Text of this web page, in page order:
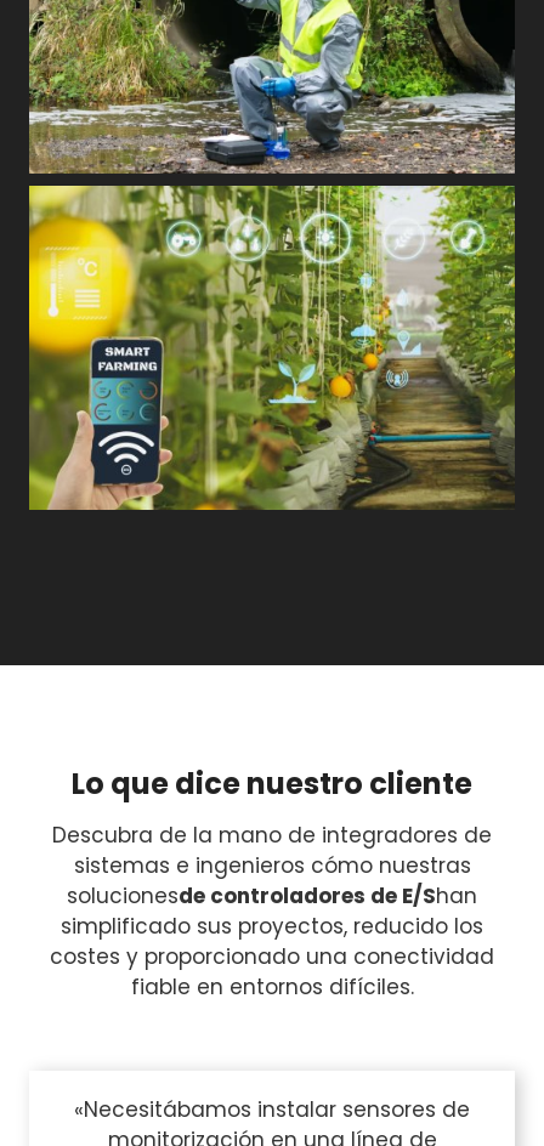
Lo que dice nuestro cliente
Descubra de la mano de integradores de
sistemas e ingenieros cómo nuestras
solucionesde controladores de E/Shan
simplificado sus proyectos, reducido los
costes y proporcionado una conectividad
fiable en entornos difíciles.
«Necesitábamos instalar sensores de
monitorización en una línea de